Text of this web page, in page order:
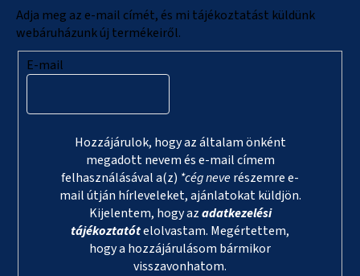
Adja meg az e-mail címét, és mi tájékoztatást küldünk
webáruházunk új termékeiről.
E-mail
Hozzájárulok, hogy az általam önként
megadott nevem és e-mail címem
felhasználásával a(z) *cég neverészemre e-
mail útján hírleveleket, ajánlatokat küldjön.
Kijelentem, hogy azadatkezelési
tájékoztatótelolvastam. Megértettem,
hogy a hozzájárulásom bármikor
visszavonhatom.